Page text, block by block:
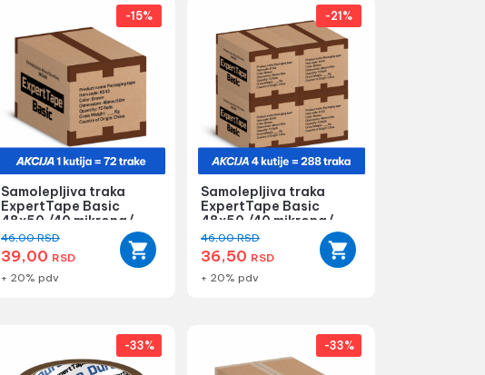
Samolepljiva traka
ExpertTape Basic
48x50 /40 mikrona/
mat - 1 kuti...
46,00RSD
39,00 RSD
-15%
+ 20% pdv
Samolepljiva traka
ExpertTape Basic
48x50 /40 mikrona/
mat - 4 kuti...
46,00RSD
36,50 RSD
-21%
+ 20% pdv
-33% -33%